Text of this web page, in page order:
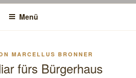
Menü
MARCELLUS BRONNER
fürs Bürgerhaus